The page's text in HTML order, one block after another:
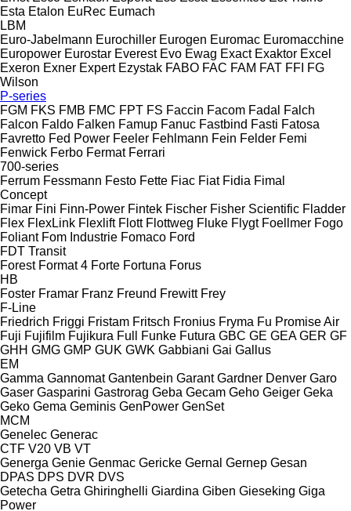
Esta Etalon EuRec Eumach
LBM
Euro-Jabelmann Eurochiller Eurogen Euromac Euromacchine
Europower Eurostar Everest Evo Ewag Exact Exaktor Excel
Exeron Exner Expert Ezystak FABO FAC FAM FAT FFI FG
Wilson
P-series
FGM FKS FMB FMC FPT FS Faccin Facom Fadal
Falch
Falcon Faldo Falken Famup Fanuc Fastbind Fasti Fatosa
Favretto Fed Power Feeler Fehlmann Fein Felder Femi
Fenwick Ferbo Fermat Ferrari
700-series
Ferrum Fessmann Festo Fette Fiac Fiat Fidia Fimal
Concept
Fimar Fini Finn-Power Fintek Fischer Fisher Scientific Fladder
Flex FlexLink Flexlift Flott Flottweg Fluke Flygt Foellmer Fogo
Foliant Fom Industrie Fomaco Ford
FDT Transit
Forest Format 4 Forte Fortuna Forus
HB
Foster Framar Franz Freund Frewitt Frey
F-Line
Friedrich Friggi Fristam Fritsch Fronius Fryma Fu Promise Air
Fuji Fujifilm Fujikura Full Funke Futura GBC GE GEA GER GF
GHH GMG GMP GUK GWK Gabbiani Gai Gallus
EM
Gamma Gannomat Gantenbein Garant Gardner Denver Garo
Gaser Gasparini Gastrorag Geba Gecam Geho Geiger Geka
Geko Gema Geminis GenPower GenSet
MCM
Genelec Generac
CTF V20 VB VT
Generga Genie Genmac Gericke Gernal Gernep Gesan
DPAS DPS DVR DVS
Getecha Getra Ghiringhelli Giardina Giben Gieseking Giga
Power